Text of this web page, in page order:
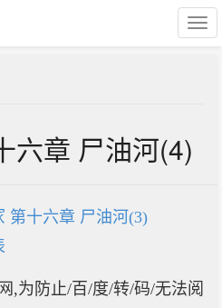
六章 尸油河(4)
第十六章 尸油河(3)
,为防止/百/度/转/码/无法阅